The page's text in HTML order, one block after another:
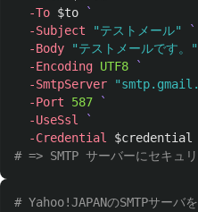
-To $to
-Subject
"テストメール"
-Body
"テストメールです。"
-Encoding UTF8
-SmtpServer
-Port
587
-UseSsl
-Credential
$credential
# => SMTP サーバーにセキュ
# Yahoo!JAPANのSMTPサーバ